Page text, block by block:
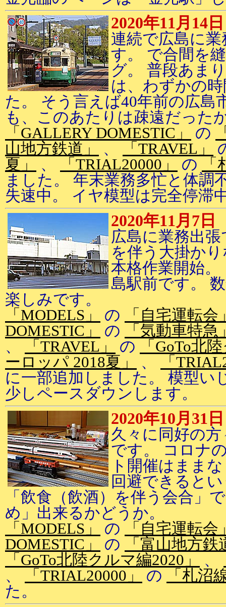
2020年11月14日
連続で広島に
す。 で合間を
グ。 普段あま
は、わずかの
た。 そう言えば40年前の広島
も、このあたりは疎遠だった
「GALLERY DOMESTIC」
の
山地方鉄道」
、 「TRAVEL」
夏」
、 「TRIAL20000」 の
ました。 年末業務多忙と体調
失速中。 イヤ模型は完全停滞
2020年11月7日
広島に業務出
を伴う大掛か
本格作業開始
島駅前です。
楽しみです。
「MODELS」
の
「自宅運転会
DOMESTIC」
の
「気動車特急
、
「TRAVEL」 の
「GoTo北
ーロッパ 2018夏」
、
「
に一部追加しました。 模型い
少しペースダウンします。
2020年10月31日
久々に同好の
です。 コロナ
ト開催はまま
回避できると
「飲食（飲酒）を伴う会合」
め」出来るかどうか。
「MODELS」
の
「自宅運転会
DOMESTIC」
の
「富山地方鉄
「GoTo北陸クルマ編2020」
、
、
「TRIAL20000」 の
「札沼
た。